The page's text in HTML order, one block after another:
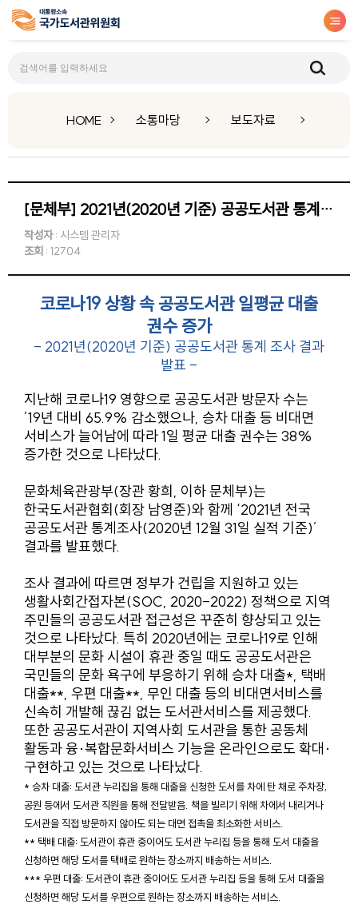
HOME 소통마당 보도자료
[문체부] 2021년(2020년 기준) 공공도서관 통계 조사 결과 발표
작성자: 시스템 관리자
조회 : 12704
코로나19 상황 속 공공도서관 일평균 대출
권수 증가
- 2021년(2020년 기준) 공공도서관 통계 조사 결과
발표 -
지난해 코로나19 영향으로 공공도서관 방문자 수는
’19년 대비 65.9% 감소했으나, 승차 대출 등 비대면
서비스가 늘어남에 따라 1일 평균 대출 권수는 38%
증가한 것으로 나타났다.
문화체육관광부(장관 황희, 이하 문체부)는
한국도서관협회(회장 남영준)와 함께 ‘2021년 전국
공공도서관 통계조사(2020년 12월 31일 실적 기준)’
결과를 발표했다.
조사 결과에 따르면 정부가 건립을 지원하고 있는
생활사회간접자본(SOC, 2020-2022) 정책으로 지역
주민들의 공공도서관 접근성은 꾸준히 향상되고 있는
것으로 나타났다. 특히 2020년에는 코로나19로 인해
대부분의 문화 시설이 휴관 중일 때도 공공도서관은
국민들의 문화 욕구에 부응하기 위해 승차 대출*, 택배
대출**, 우편 대출**, 무인 대출 등의 비대면서비스를
신속히 개발해 끊김 없는 도서관서비스를 제공했다.
또한 공공도서관이 지역사회 도서관을 통한 공동체
활동과 융·복합문화서비스 기능을 온라인으로도 확대·
구현하고 있는 것으로 나타났다.
* 승차 대출: 도서관 누리집을 통해 대출을 신청한 도서를 차에 탄 채로 주차장,
공원 등에서 도서관 직원을 통해 전달받음. 책을 빌리기 위해 차에서 내리거나
도서관을 직접 방문하지 않아도 되는 대면 접촉을 최소화한 서비스.
** 택배 대출: 도서관이 휴관 중이어도 도서관 누리집 등을 통해 도서 대출을
신청하면 해당 도서를 택배로 원하는 장소까지 배송하는 서비스.
*** 우편 대출: 도서관이 휴관 중이어도 도서관 누리집 등을 통해 도서 대출을
신청하면 해당 도서를 우편으로 원하는 장소까지 배송하는 서비스.